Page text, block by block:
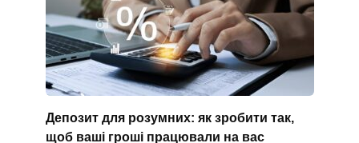
Депозит для розумних: як зробити так,
щоб ваші гроші працювали на вас